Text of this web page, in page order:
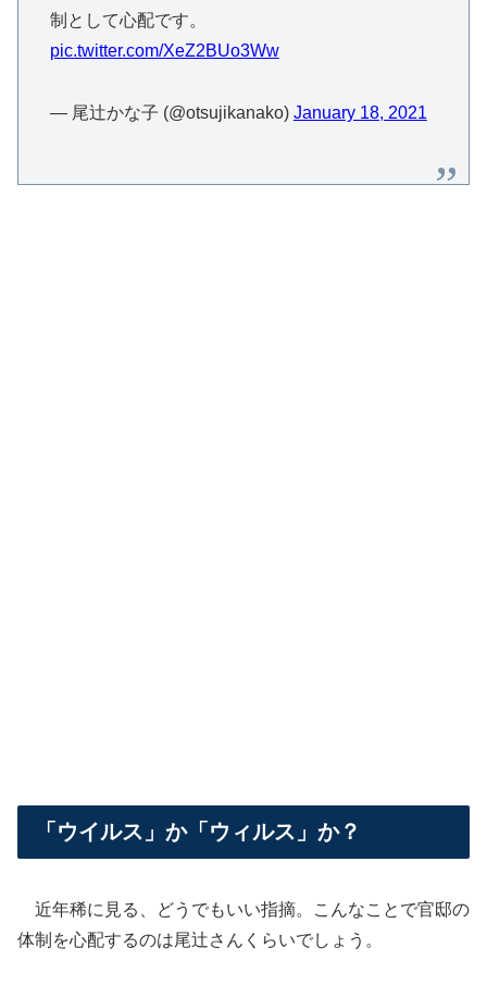
制として心配です。
pic.twitter.com/XeZ2BUo3Ww
— 尾辻かな子 (@otsujikanako) January 18, 2021
「ウイルス」か「ウィルス」か？
近年稀に見る、どうでもいい指摘。こんなことで官邸の
体制を心配するのは尾辻さんくらいでしょう。